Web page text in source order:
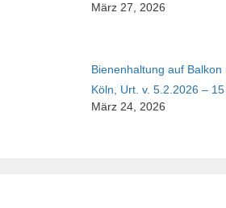
März 27, 2026
Bienenhaltung auf
Köln, Urt. v. 5.2.2026 –
März 24, 2026